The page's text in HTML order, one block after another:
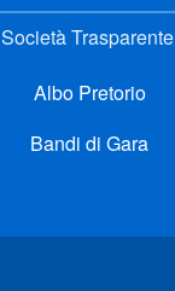
Società Trasparente
Albo Pretorio
Bandi di Gara